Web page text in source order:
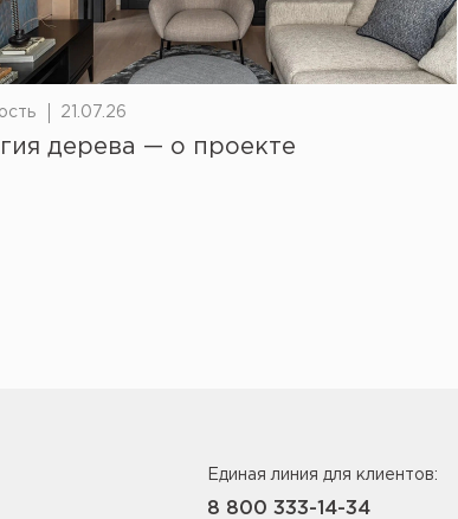
21.07.26
дерева — о проекте
Единая линия для клиентов:
8 800 333-14-34